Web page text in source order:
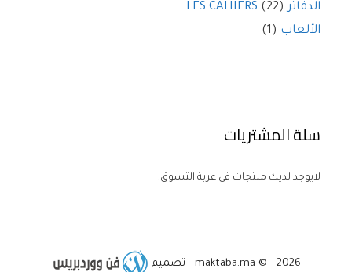
الدفاتر LES CAHIERS (22)
الألعاب (1)
سلة المشتريات
لايوجد لديك منتجات في عربة التسوق.
maktaba.ma © - 2026 - تصميم